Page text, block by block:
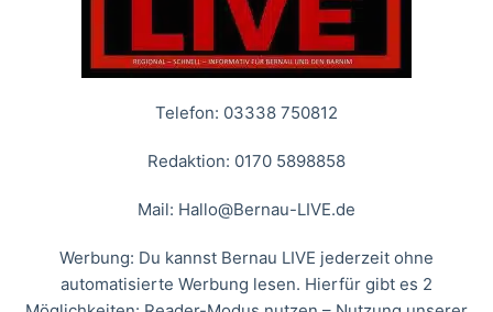
Telefon: 03338 750812
Redaktion: 0170 5898858
Mail: Hallo@Bernau-LIVE.de
Werbung: Du kannst Bernau LIVE jederzeit ohne
automatisierte Werbung lesen. Hierfür gibt es 2